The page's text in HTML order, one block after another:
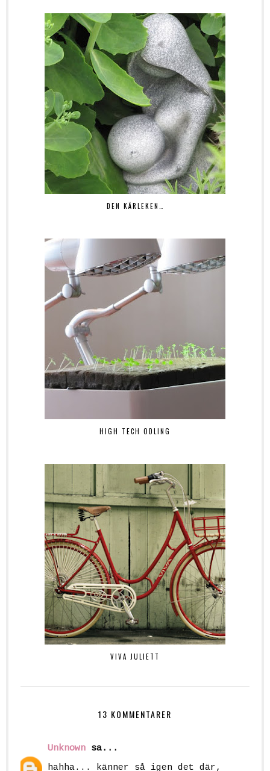
DEN KÄRLEKEN…
HIGH TECH ODLING
VIVA JULIETT
13 KOMMENTARER
Unknown sa...
hahha... känner så igen det där,